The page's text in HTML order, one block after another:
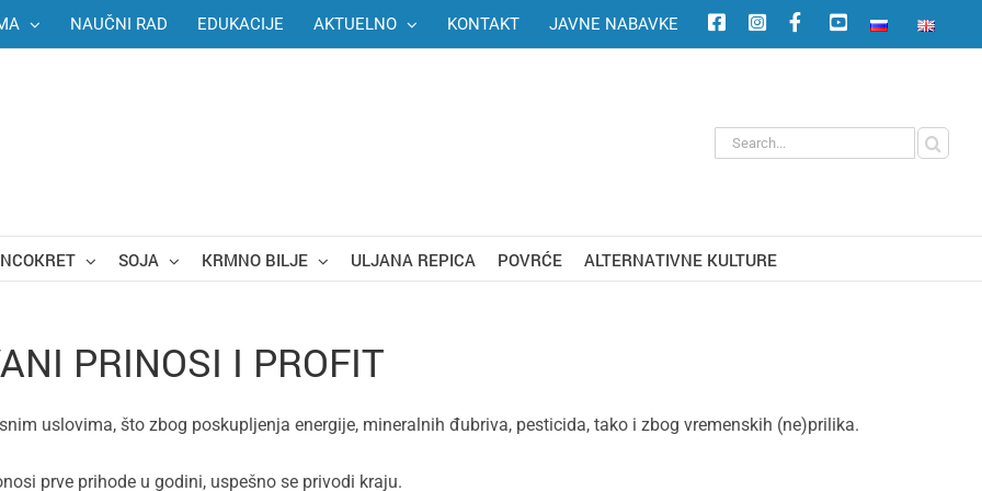
NAUČNI RAD EDUKACIJE AKTUELNO KONTAKT JAVNE NABAVKE
Search
SOJA KRMNO BILJE ULJANA REPICA POVRĆE ALTERNATIVNE KULTURE
PRINOSI I PROFIT
uslovima, što zbog poskupljenja energije, mineralnih đubriva, pesticida, tako i zbog vremenskih (ne)prilika.
prve prihode u godini, uspešno se privodi kraju.